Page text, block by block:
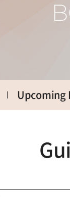
Upcoming